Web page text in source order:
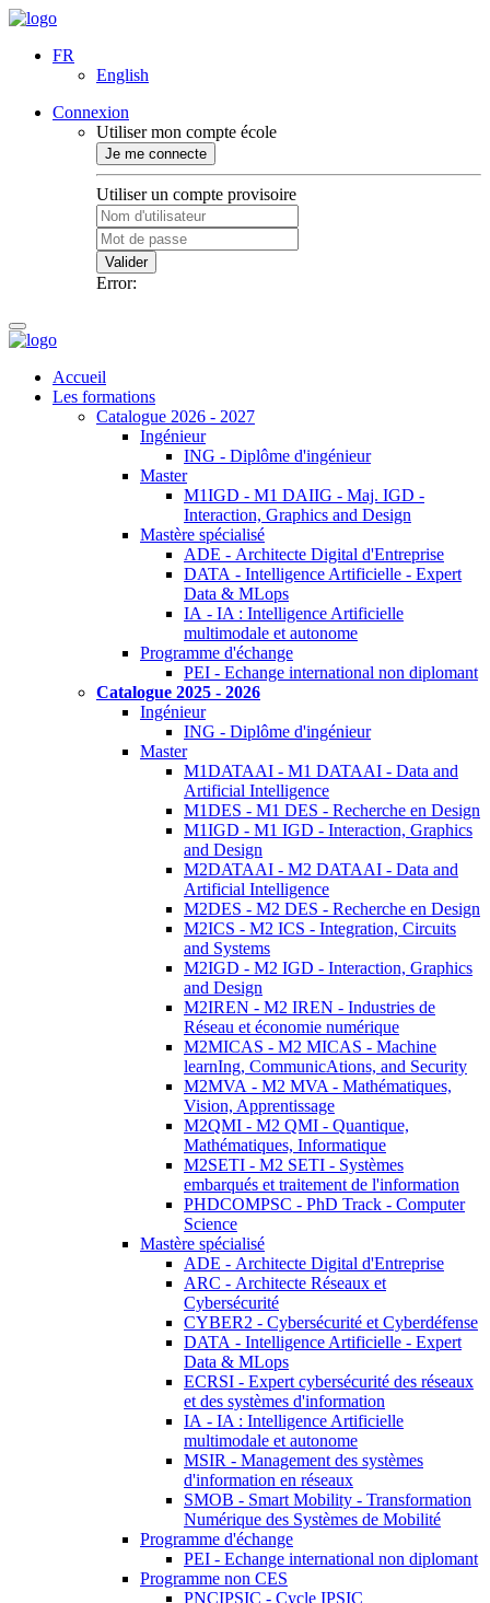
FR
English
Connexion
Utiliser mon compte école
Je me connecte
Utiliser un compte provisoire
Valider
Error:
Accueil
Les formations
Catalogue 2026 - 2027
Ingénieur
ING - Diplôme d'ingénieur
Master
M1IGD - M1 DAIIG - Maj. IGD -
Interaction, Graphics and Design
Mastère spécialisé
ADE - Architecte Digital d'Entreprise
DATA - Intelligence Artificielle - Expert
Data & MLops
IA - IA : Intelligence Artificielle
multimodale et autonome
Programme d'échange
PEI - Echange international non diplomant
Catalogue 2025 - 2026
Ingénieur
ING - Diplôme d'ingénieur
Master
M1DATAAI - M1 DATAAI - Data and
Artificial Intelligence
M1DES - M1 DES - Recherche en Design
M1IGD - M1 IGD - Interaction, Graphics
and Design
M2DATAAI - M2 DATAAI - Data and
Artificial Intelligence
M2DES - M2 DES - Recherche en Design
M2ICS - M2 ICS - Integration, Circuits
and Systems
M2IGD - M2 IGD - Interaction, Graphics
and Design
M2IREN - M2 IREN - Industries de
Réseau et économie numérique
M2MICAS - M2 MICAS - Machine
learnIng, CommunicAtions, and Security
M2MVA - M2 MVA - Mathématiques,
Vision, Apprentissage
M2QMI - M2 QMI - Quantique,
Mathématiques, Informatique
M2SETI - M2 SETI - Systèmes
embarqués et traitement de l'information
PHDCOMPSC - PhD Track - Computer
Science
Mastère spécialisé
ADE - Architecte Digital d'Entreprise
ARC - Architecte Réseaux et
Cybersécurité
CYBER2 - Cybersécurité et Cyberdéfense
DATA - Intelligence Artificielle - Expert
Data & MLops
ECRSI - Expert cybersécurité des réseaux
et des systèmes d'information
IA - IA : Intelligence Artificielle
multimodale et autonome
MSIR - Management des systèmes
d'information en réseaux
SMOB - Smart Mobility - Transformation
Numérique des Systèmes de Mobilité
Programme d'échange
PEI - Echange international non diplomant
Programme non CES
PNCIPSIC - Cycle IPSIC